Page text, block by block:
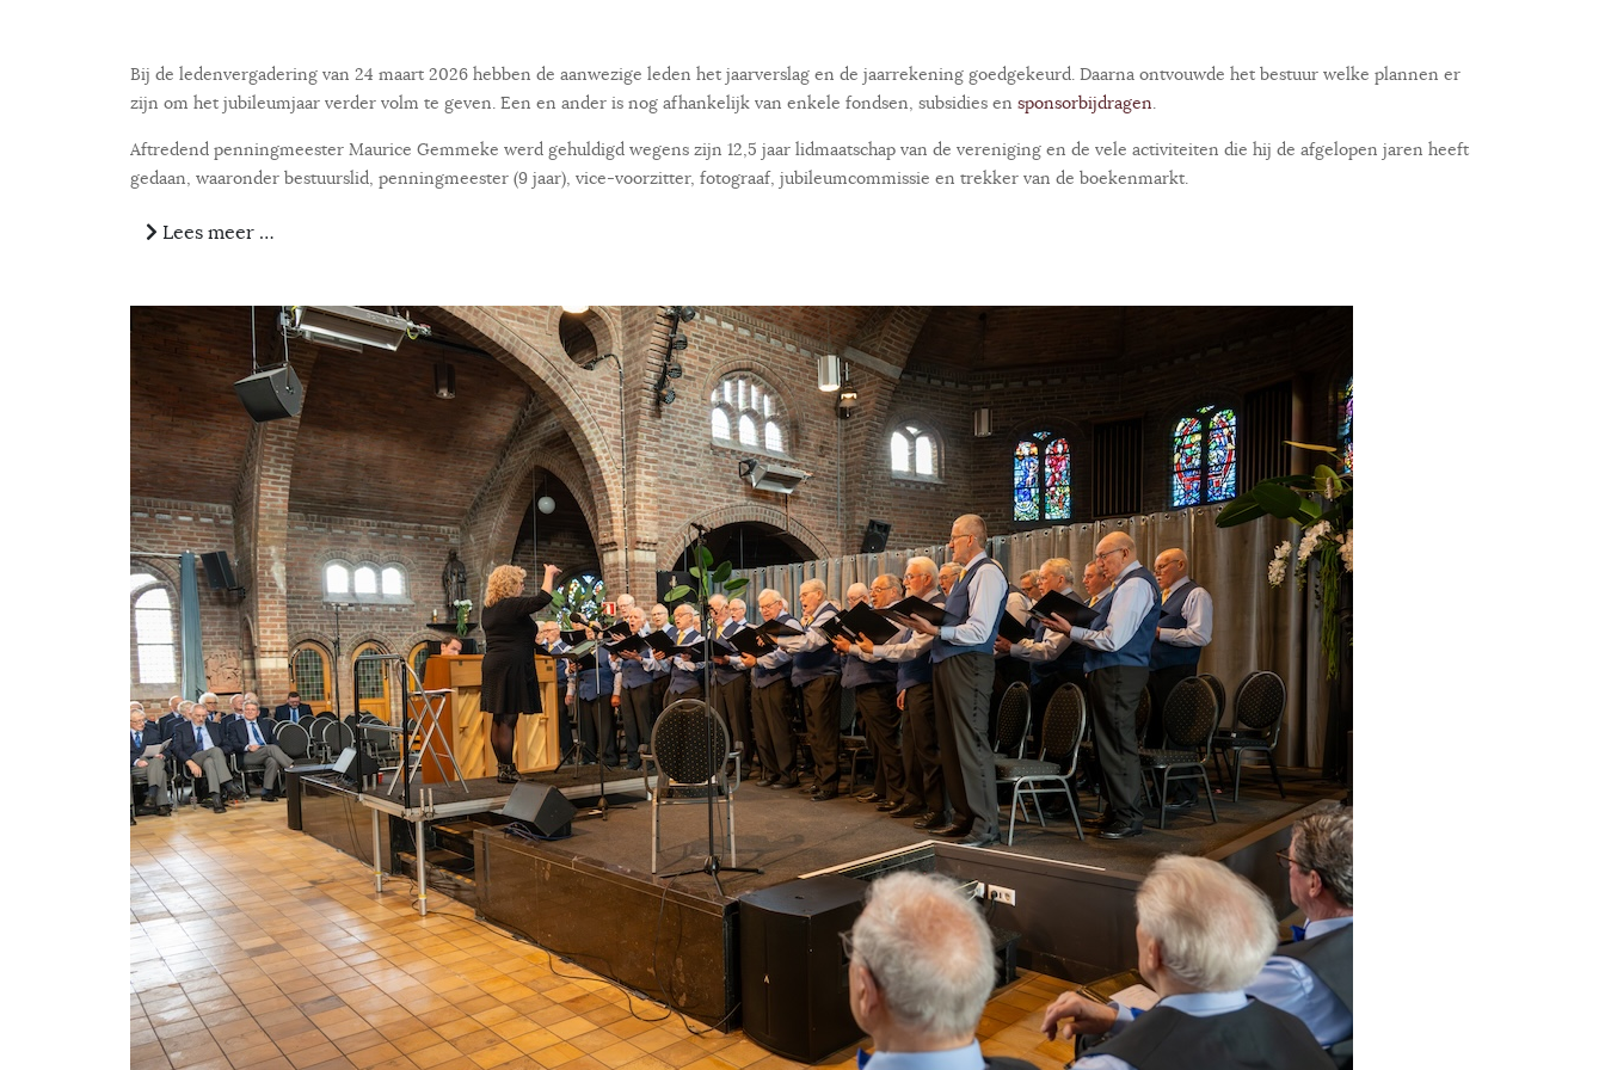
Bij de ledenvergadering van 24 maart 2026 hebben de aanwezige leden het jaarverslag en de jaarrekening goedgekeurd. Daarna ontvouwde het bestuur welke plannen er
zijn om het jubileumjaar verder volm te geven. Een en ander is nog afhankelijk van enkele fondsen, subsidies en sponsorbijdragen
Aftredend penningmeester Maurice Gemmeke werd gehuldigd wegens zijn 12,5 jaar lidmaatschap van de vereniging en de vele activiteiten die hij de afgelopen jaren heeft
gedaan, waaronder bestuurslid, penningmeester (9 jaar), vice-voorzitter, fotograaf, jubileumcommissie en trekker van de boekenmarkt.
Lees meer …